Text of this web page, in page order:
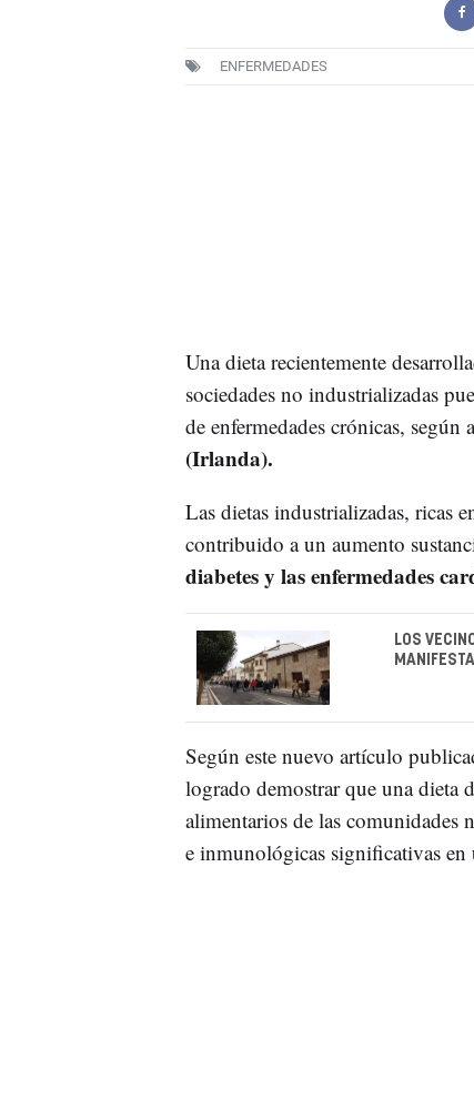
ENFERMEDADES
Una dieta recientemente
sociedades no industrializadas
de enfermedades crónicas, según
(Irlanda).
Las dietas industrializadas, ricas
contribuido a un aumento
diabetes y las enfermedades
LOS
Según este nuevo artículo
logrado demostrar que una dieta
alimentarios de las comunidades
e inmunológicas significativas en